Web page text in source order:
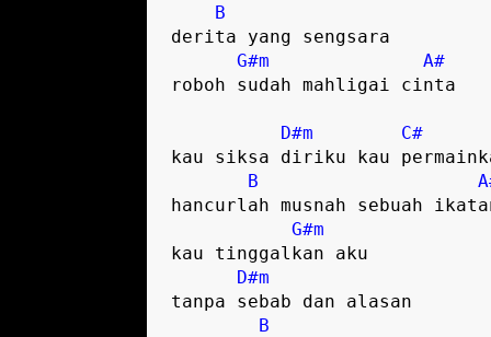
B
derita yang sengsara
G#m
A#
roboh sudah mahligai cinta
D#m
C#
kau siksa diriku kau
B
hancurlah musnah sebuah
G#m
kau tinggalkan aku
D#m
tanpa sebab dan alasan
B